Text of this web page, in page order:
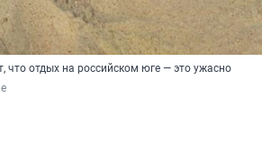
что отдых на российском юге — это ужасно